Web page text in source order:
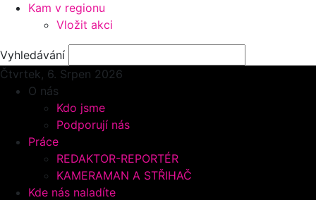
Kam v regionu
Vložit akci
Vyhledávání
Čtvrtek, 6. Srpen 2026
O nás
Kdo jsme
Podporují nás
Práce
REDAKTOR-REPORTÉR
KAMERAMAN A STŘIHAČ
Kde nás naladíte